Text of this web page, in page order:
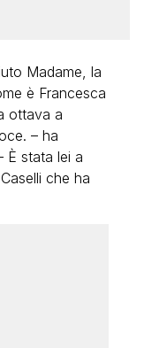
Madame, la
è Francesca
ottava a
– ha
È stata lei a
che ha